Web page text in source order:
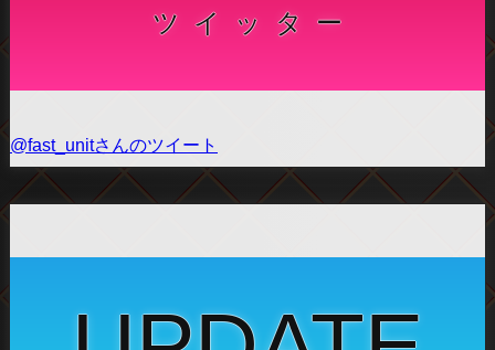
ツイッター
@fast_unitさんのツイート